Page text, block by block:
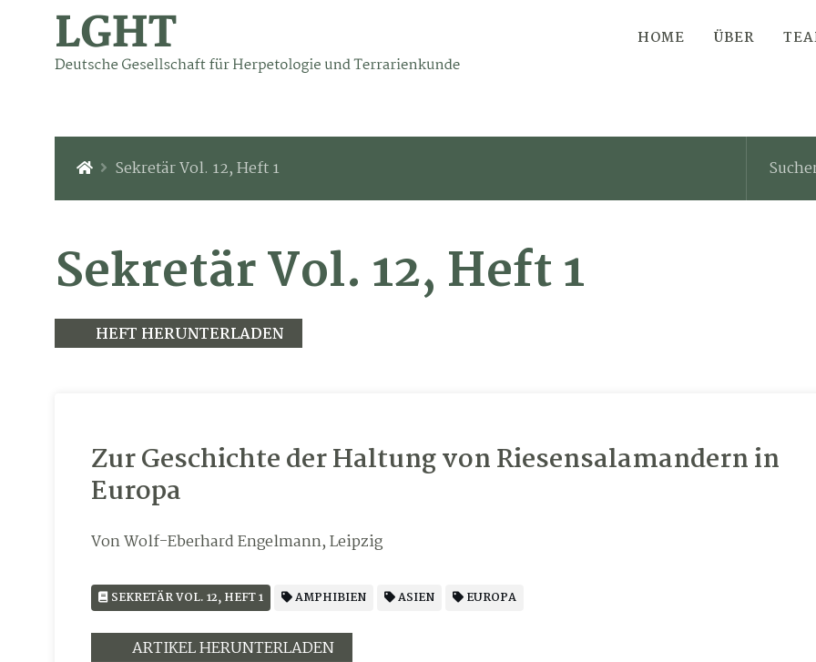
HOME ÜBER
Sekretär Vol. 12, Heft 1
Sekretär Vol. 12, Heft 1
HEFT HERUNTERLADEN
Zur Geschichte der Haltung von Riesensalamandern in
Europa
Von Wolf-Eberhard Engelmann, Leipzig
SEKRETÄR VOL. 12, HEFT 1 AMPHIBIEN ASIEN EUROPA
ARTIKEL HERUNTERLADEN